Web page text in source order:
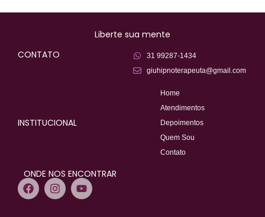
Liberte sua mente
CONTATO
31 99287-1434
giuhipnoterapeuta@gmail.com
INSTITUCIONAL
Home
Atendimentos
Depoimentos
Quem Sou
Contato
ONDE NOS ENCONTRAR